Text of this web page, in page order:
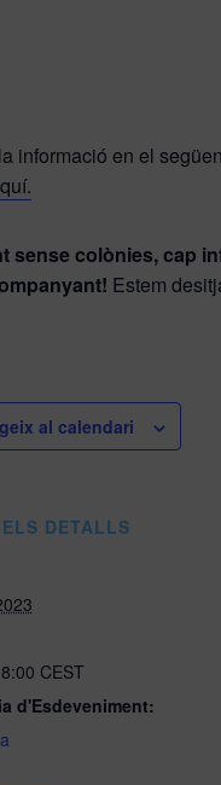
informació en el
sense colònies, cap
Estem
al calendari
DETALLS
CEST
d'Esdeveniment: